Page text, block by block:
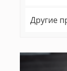
Другие